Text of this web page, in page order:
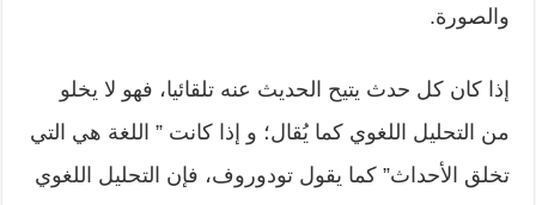
والصورة.
إذا كان كل حدث يتيح الحديث عنه تلقائيا، فهو لا يخلو
من التحليل اللغوي كما يُقال؛ و إذا كانت ” اللغة هي التي
تخلق الأحداث” كما يقول تودوروف، فإن التحليل اللغوي